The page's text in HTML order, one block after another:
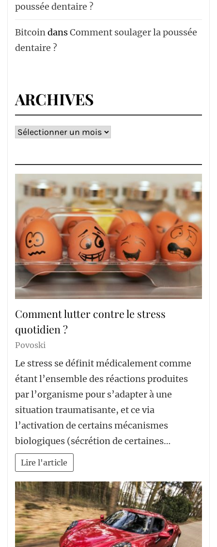
poussée dentaire ?
BitcoindansComment soulager la poussée
dentaire ?
ARCHIVES
Archives
Comment lutter contre le stress
quotidien ?
Povoski
Le stress se définit médicalement comme
étant l’ensemble des réactions produites
par l’organisme pour s’adapter à une
situation traumatisante, et ce via
l’activation de certains mécanismes
biologiques (sécrétion de certaines…
Lire l'article